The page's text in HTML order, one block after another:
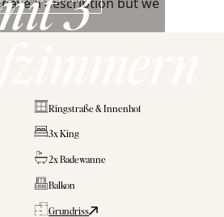
3
Ringstraße & Innenhof
3x King
2x Badewanne
Balkon
Grundriss